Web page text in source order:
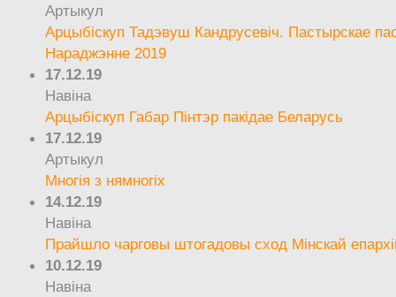
Артыкул
Арцыбіскуп Тадэвуш Кандрусевіч. Пастырскае
Нараджэнне 2019
17.12.19
Навіна
Арцыбіскуп Габар Пінтэр пакідае Беларусь
17.12.19
Артыкул
Многія з нямногіх
14.12.19
Навіна
Прайшло чарговы штогадовы сход Мінскай
10.12.19
Навіна